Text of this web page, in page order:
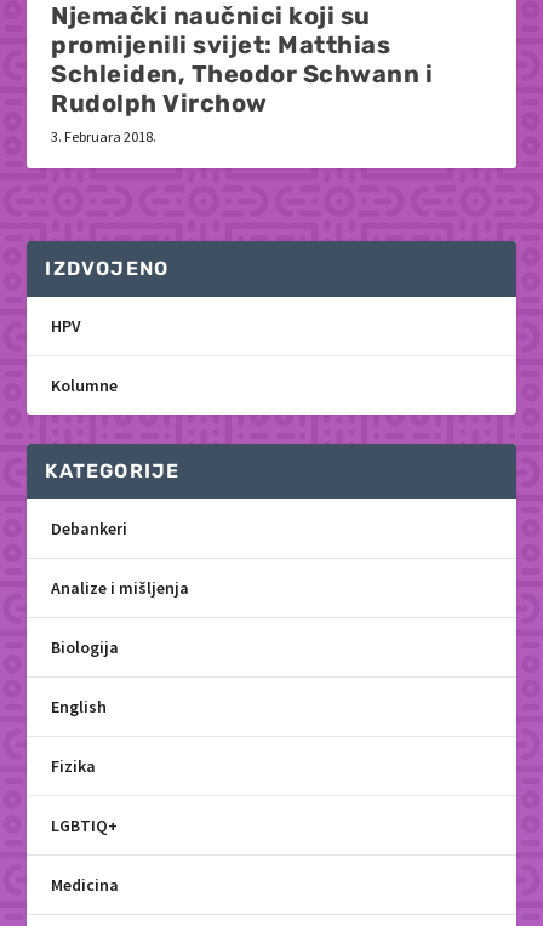
Njemački naučnici koji su
promijenili svijet: Matthias
Schleiden, Theodor Schwann i
Rudolph Virchow
3. Februara 2018.
IZDVOJENO
HPV
Kolumne
KATEGORIJE
Debankeri
Analize i mišljenja
Biologija
English
Fizika
LGBTIQ+
Medicina